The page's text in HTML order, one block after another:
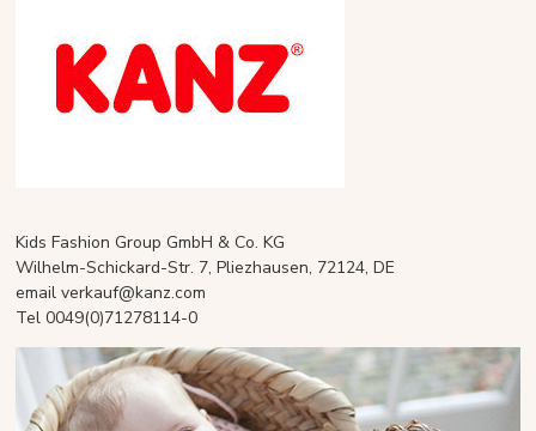
Kids Fashion Group GmbH & Co. KG
Wilhelm-Schickard-Str. 7, Pliezhausen, 72124, DE
email verkauf@kanz.com
Tel 0049(0)71278114-0